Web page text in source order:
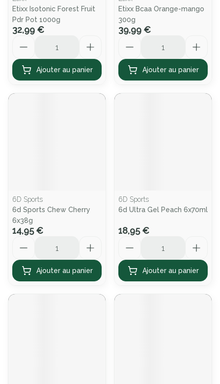
Etixx Isotonic Forest Fruit
Pdr Pot 1000g
32,99 €
Ajouter au panier
Etixx Bcaa Orange-mango
300g
39,99 €
Ajouter au panier
6D Sports
6d Sports Chew Cherry
6x38g
14,95 €
Ajouter au panier
6D Sports
6d Ultra Gel Peach 6x70ml
18,95 €
Ajouter au panier